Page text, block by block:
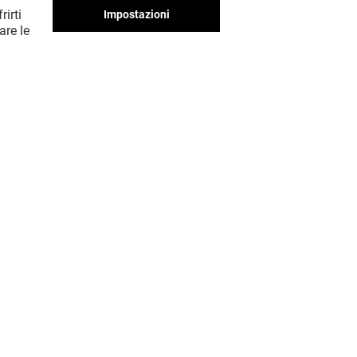
le
Impostazioni